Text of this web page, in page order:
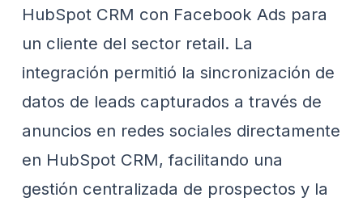
HubSpot CRM con Facebook Ads para
un cliente del sector retail. La
integración permitió la sincronización de
datos de leads capturados a través de
anuncios en redes sociales directamente
en HubSpot CRM, facilitando una
gestión centralizada de prospectos y la